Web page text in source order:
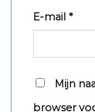
E-mail *
Mijn
browser